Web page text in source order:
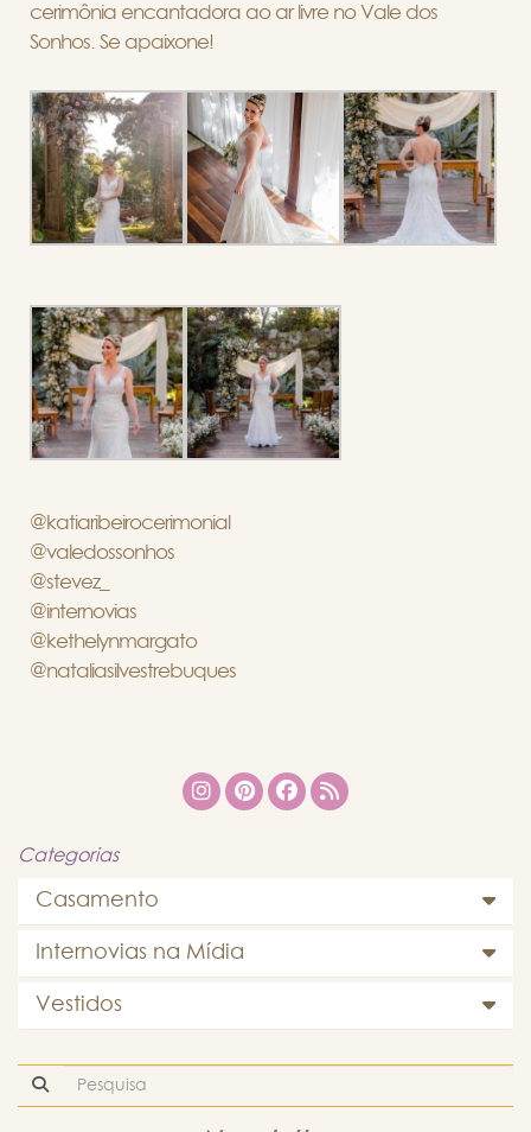
cerimônia encantadora ao ar livre no Vale dos
Sonhos. Se apaixone!
@katiaribeirocerimonial
@valedossonhos
@stevez_
@internovias
@kethelynmargato
@nataliasilvestrebuques
Categorias
Casamento
Internovias na Mídia
Vestidos